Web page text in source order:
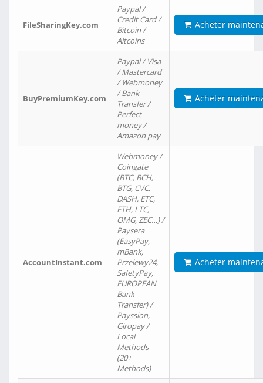
FileSharingKey.com
Paypal /
Credit Card /
Bitcoin /
Altcoins
Acheter
BuyPremiumKey.com
Paypal / Visa
/ Mastercard
/ Webmoney
/ Bank
Transfer /
Perfect
money /
Amazon pay
Acheter
AccountInstant.com
Webmoney /
Coingate
(BTC, BCH,
BTG, CVC,
DASH, ETC,
ETH, LTC,
OMG, ZEC…) /
Paysera
(EasyPay,
mBank,
Przelewy24,
SafetyPay,
EUROPEAN
Bank
Transfer) /
Payssion,
Giropay /
Local
Methods
(20+
Methods)
Acheter